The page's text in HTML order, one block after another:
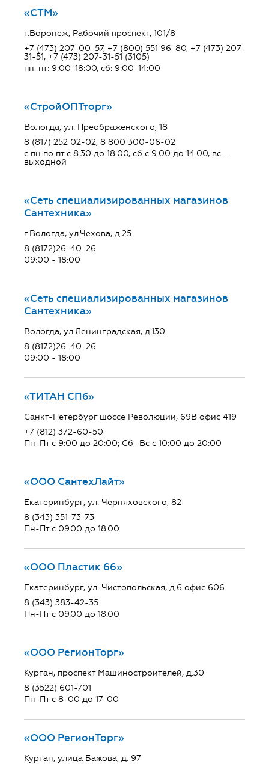
«СТМ»
г.Воронеж, Рабочий проспект, 101/8
+7 (473) 207-00-57, +7 (800) 551 96-80, +7 (473) 207-
31-51, +7 (473) 207-31-51 (3105)
пн-пт: 9:00-18:00, сб: 9:00-14:00
«СтройОПТторг»
Вологда, ул. Преображенского, 18
8 (817) 252 02-02, 8 800 300-06-02
с пн по пт с 8:30 до 18:00, сб с 9:00 до 14:00, вс -
выходной
«Сеть специализированных магазинов
Сантехника»
г.Вологда, ул.Чехова, д.25
8 (8172)26-40-26
09:00 - 18:00
«Сеть специализированных магазинов
Сантехника»
Вологда, ул.Ленинградская, д.130
8 (8172)26-40-26
09:00 - 18:00
«ТИТАН СПб»
Санкт-Петербург шоссе Революции, 69В офис 419
+7 (812) 372-60-50
Пн-Пт с 9:00 до 20:00; Сб–Вс с 10:00 до 20:00
«ООО СантехЛайт»
Екатеринбург, ул. Черняховского, 82
8 (343) 351-73-73
Пн-Пт с 09.00 до 18.00
«ООО Пластик 66»
Екатеринбург, ул. Чистопольская, д.6 офис 606
8 (343) 383-42-35
Пн-Пт с 09.00 до 18.00
«ООО РегионТорг»
Курган, проспект Машиностроителей, д.30
8 (3522) 601-701
Пн-Пт с 8-00 до 17-00
«ООО РегионТорг»
Курган, улица Бажова, д. 97